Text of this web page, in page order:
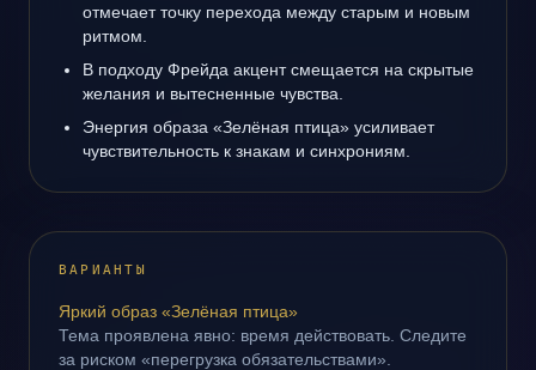
отмечает точку перехода между старым и новым
ритмом.
В подходу Фрейда акцент смещается на скрытые
желания и вытесненные чувства.
Энергия образа «Зелёная птица» усиливает
чувствительность к знакам и синхрониям.
ВАРИАНТЫ
Яркий образ «Зелёная птица»
Тема проявлена явно: время действовать. Следите
за риском «перегрузка обязательствами».